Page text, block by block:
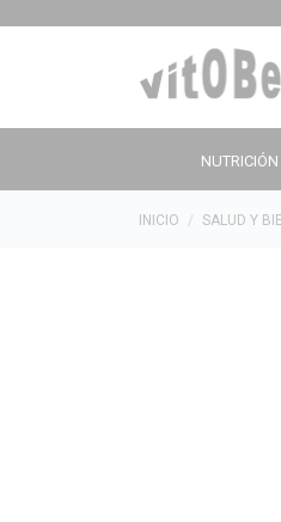
INICIO SALUD Y